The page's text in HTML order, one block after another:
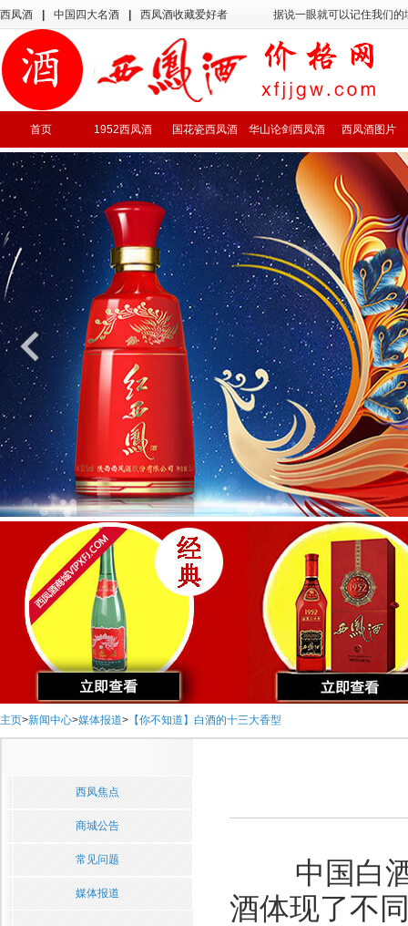
西凤酒 中国四大名酒 西凤酒收藏爱好者 据说一眼就可以记住我们
首页 1952西凤酒 国花瓷西凤酒 华山论剑西凤酒 西凤酒图片
主页>新闻中心>媒体报道> 【你不知道】白酒的十三大香型
西凤焦点
商城公告
常见问题
媒体报道
中国白酒
酒体现了不